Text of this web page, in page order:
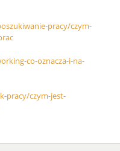
pracy/czym-
co-oznacza-i-na-
pracy/czym-jest-